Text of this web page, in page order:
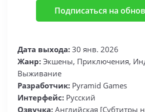
Подписаться на
Дата выхода: 30 янв. 2026
Жанр: Экшены, Приключения,
Выживание
Разработчик: Pyramid Games
Интерфейс: Русский
Озвучка: Английская [Субтитры